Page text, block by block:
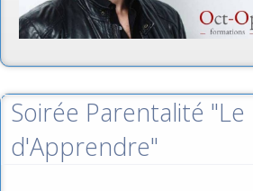
Soirée Parentalité "Le
d'Apprendre"